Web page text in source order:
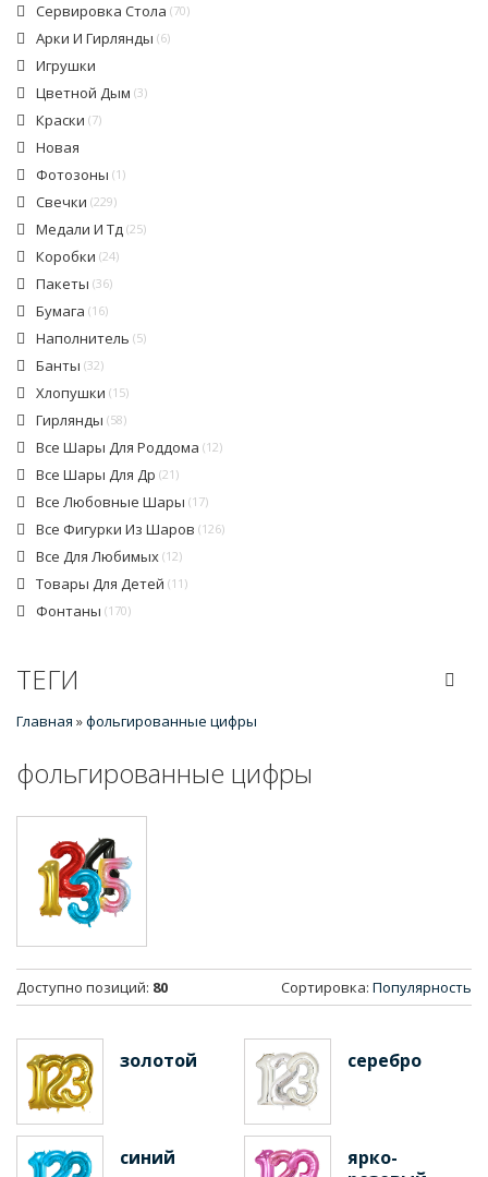
Сервировка Стола (70)
Арки И Гирлянды (6)
Игрушки
Цветной Дым (3)
Краски (7)
Новая
Фотозоны (1)
Свечки (229)
Медали И Тд (25)
Коробки (24)
Пакеты (36)
Бумага (16)
Наполнитель (5)
Банты (32)
Хлопушки (15)
Гирлянды (58)
Все Шары Для Роддома (12)
Все Шары Для Др (21)
Все Любовные Шары (17)
Все Фигурки Из Шаров (126)
Все Для Любимых (12)
Товары Для Детей (11)
Фонтаны (170)
ТЕГИ
Главная »фольгированные цифры
фольгированные цифры
Доступно позиций: 80 Сортировка: Популярность
золотой серебро
синий
ярко-